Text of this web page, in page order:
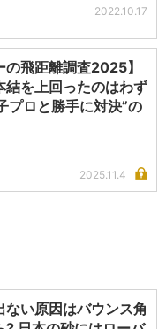
2022.10.17
の飛距離調査2025】
結を上回ったのはわず
プロと勝手に対決”の
2025.11.4
ない原因はバウンス角